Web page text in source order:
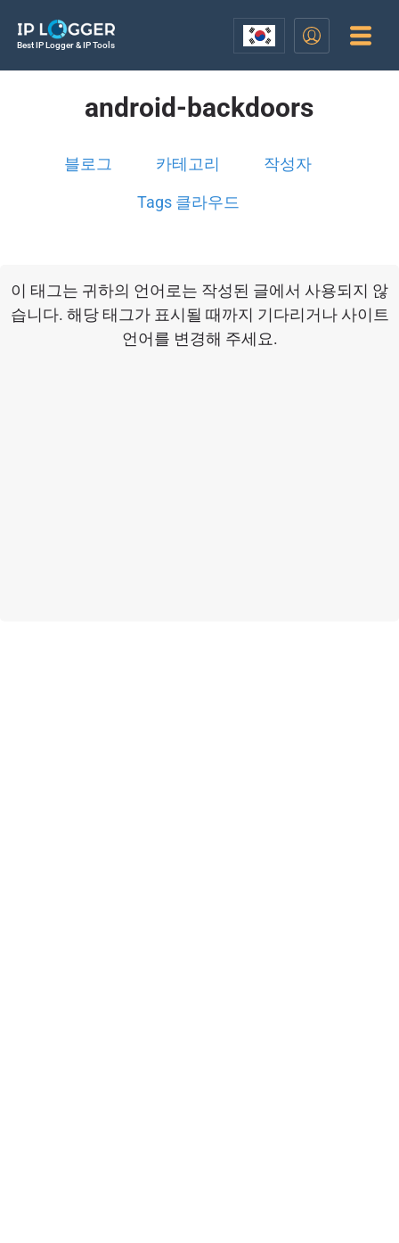
Best IP Logger & IP Tools
android-backdoors
블로그 카테고리 작성자
Tags 클라우드